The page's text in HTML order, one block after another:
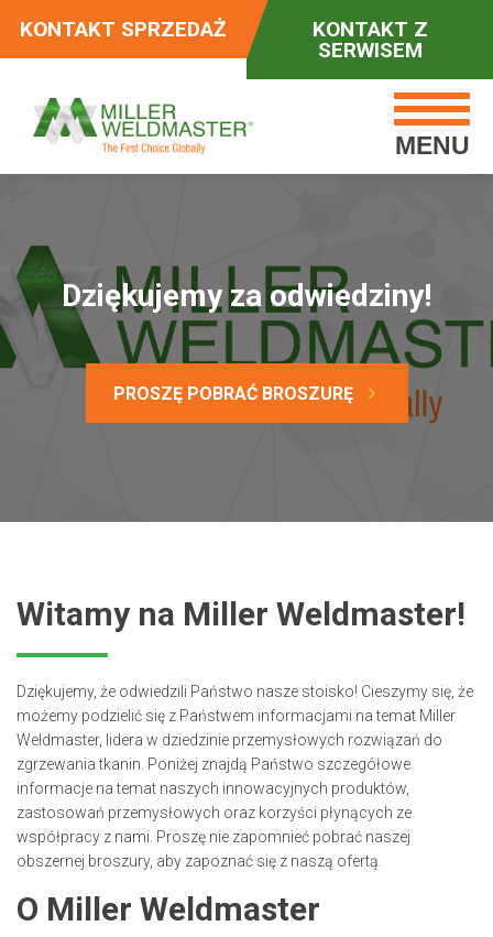
KONTAKT SPRZEDAŻ
KONTAKT Z
SERWISEM
MENU
Dziękujemy za odwiedziny!
PROSZĘ POBRAĆ BROSZURĘ
Witamy na Miller Weldmaster!
Dziękujemy, że odwiedzili Państwo nasze stoisko! Cieszymy się, że
możemy podzielić się z Państwem informacjami na temat Miller
Weldmaster, lidera w dziedzinie przemysłowych rozwiązań do
zgrzewania tkanin. Poniżej znajdą Państwo szczegółowe
informacje na temat naszych innowacyjnych produktów,
zastosowań przemysłowych oraz korzyści płynących ze
współpracy z nami. Proszę nie zapomnieć pobrać naszej
obszernej broszury, aby zapoznać się z naszą ofertą.
O Miller Weldmaster